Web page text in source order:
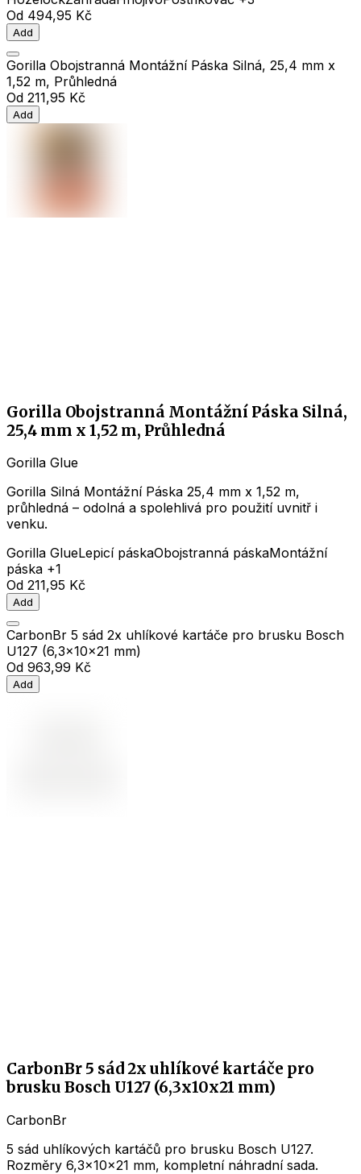
Od 494,95 Kč
Add
Gorilla Obojstranná Montážní Páska Silná, 25,4 mm x
1,52 m, Průhledná
Od 211,95 Kč
Add
Gorilla Obojstranná Montážní Páska Silná,
25,4 mm x 1,52 m, Průhledná
Gorilla Glue
Gorilla Silná Montážní Páska 25,4 mm x 1,52 m,
průhledná – odolná a spolehlivá pro použití uvnitř i
venku.
Gorilla GlueLepicí páskaObojstranná páskaMontážní
páska +1
Od 211,95 Kč
Add
CarbonBr 5 sád 2x uhlíkové kartáče pro brusku Bosch
U127 (6,3x10x21 mm)
Od 963,99 Kč
Add
CarbonBr 5 sád 2x uhlíkové kartáče pro
brusku Bosch U127 (6,3x10x21 mm)
CarbonBr
5 sád uhlíkových kartáčů pro brusku Bosch U127.
Rozměry 6,3x10x21 mm, kompletní náhradní sada.